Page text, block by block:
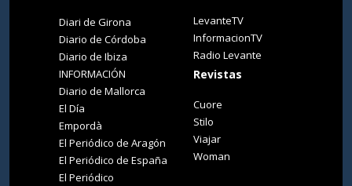
Diari de Girona
Diario de Córdoba
Diario de Ibiza
INFORMACIÓN
Diario de Mallorca
El Día
Empordà
El Periódico de Aragón
El Periódico de España
El Periódico
LevanteTV
InformacionTV
Radio Levante
Revistas
Cuore
Stilo
Viajar
Woman